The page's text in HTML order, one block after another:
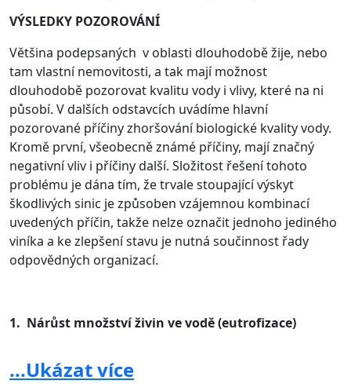
VÝSLEDKY POZOROVÁNÍ
Většina podepsaných v oblasti dlouhodobě žije, nebo
tam vlastní nemovitosti, a tak mají možnost
dlouhodobě pozorovat kvalitu vody i vlivy, které na ni
působí. V dalších odstavcích uvádíme hlavní
pozorované příčiny zhoršování biologické kvality vody.
Kromě první, všeobecně známé příčiny, mají značný
negativní vliv i příčiny další. Složitost řešení tohoto
problému je dána tím, že trvale stoupající výskyt
škodlivých sinic je způsoben vzájemnou kombinací
uvedených příčin, takže nelze označit jednoho jediného
viníka a ke zlepšení stavu je nutná součinnost řady
odpovědných organizací.
1. Nárůst množství živin ve vodě (eutrofizace)
odpadních vod) a zřejmě i nedostatečná kontrola ze
...Ukázat více